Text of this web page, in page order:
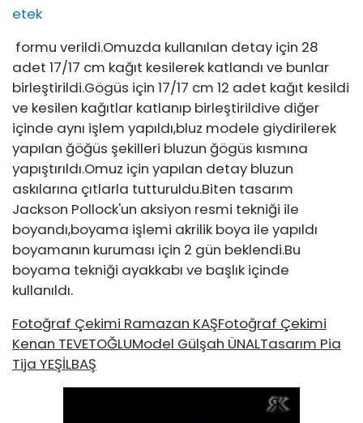
etek
formu verildi.Omuzda kullanılan detay için 28
adet 17/17 cm kağıt kesilerek katlandı ve bunlar
birleştirildi.Gögüs için 17/17 cm 12 adet kağıt kesildi
ve kesilen kağıtlar katlanıp birleştirildive diğer
içinde aynı işlem yapıldı,bluz modele giydirilerek
yapılan ğöğüs şekilleri bluzun ğögüs kısmına
yapıştırıldı.Omuz için yapılan detay bluzun
askılarına çıtlarla tutturuldu.Biten tasarım
Jackson Pollock'un aksiyon resmi tekniği ile
boyandı,boyama işlemi akrilik boya ile yapıldı
boyamanın kuruması için 2 gün beklendi.Bu
boyama tekniği ayakkabı ve başlık içinde
kullanıldı.
Fotoğraf Çekimi Ramazan KAŞFotoğraf Çekimi
Kenan TEVETOĞLUModel Gülşah ÜNALTasarım Pia
Tija YEŞİLBAŞ